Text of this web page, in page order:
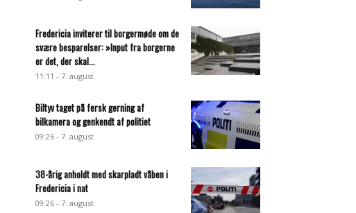
Fredericia inviterer til borgermøde om de
svære besparelser: »Input fra borgerne
er det, der skal...
11:11 - 7. august
Biltyv taget på fersk gerning af
bilkamera og genkendt af politiet
09:26 - 7. august
38-årig anholdt med skarpladt våben i
Fredericia i nat
09:26 - 7. august